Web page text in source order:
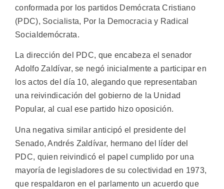
conformada por los partidos Demócrata Cristiano
(PDC), Socialista, Por la Democracia y Radical
Socialdemócrata.
La dirección del PDC, que encabeza el senador
Adolfo Zaldívar, se negó inicialmente a participar en
los actos del día 10, alegando que representaban
una reivindicación del gobierno de la Unidad
Popular, al cual ese partido hizo oposición.
Una negativa similar anticipó el presidente del
Senado, Andrés Zaldívar, hermano del líder del
PDC, quien reivindicó el papel cumplido por una
mayoría de legisladores de su colectividad en 1973,
que respaldaron en el parlamento un acuerdo que